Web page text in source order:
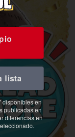
lista
disponibles en
publicadas en
diferencias en